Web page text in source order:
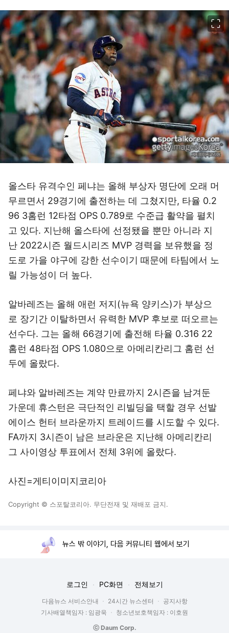
올스타 유격수인 페냐는 올해 부상자 명단에 오래 머
무르면서 29경기에 출전하는 데 그쳤지만, 타율 0.2
96 3홈런 12타점 OPS 0.789로 수준급 활약을 펼치
고 있다. 지난해 올스타에 선정됐을 뿐만 아니라 지
난 2022시즌 월드시리즈 MVP 경력을 보유했을 정
도로 가을 야구에 강한 선수이기 때문에 타팀에서 노
릴 가능성이 더 높다.
알바레즈는 올해 애런 저지(뉴욕 양키스)가 부상으
로 장기간 이탈하면서 유력한 MVP 후보로 떠오르는
선수다. 그는 올해 66경기에 출전해 타율 0.316 22
홈런 48타점 OPS 1.080으로 아메리칸리그 홈런 선
두에 올랐다.
페냐와 알바레즈는 계약 만료까지 2시즌을 남겨둔
가운데 휴스턴은 극단적인 리빌딩을 택할 경우 선발
에이스 헌터 브라운까지 트레이드를 시도할 수 있다.
FA까지 3시즌이 남은 브라운은 지난해 아메리칸리
그 사이영상 투표에서 전체 3위에 올랐다.
사진=게티이미지코리아
Copyright © 스포탈코리아. 무단전재 및 재배포 금지.
뉴스 밖 이야기, 다음 커뮤니티 웹에서 보기
로그인 PC화면 전체보기
다음뉴스 서비스안내 24시간 뉴스센터
공지사항
기사배열책임자 : 임광욱
청소년보호책임자 : 이호원
ⓒ Daum Corp.